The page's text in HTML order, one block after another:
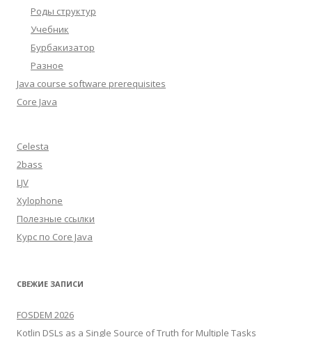
Роды структур
Учебник
Бурбакизатор
Разное
Java course software prerequisites
Core Java
Celesta
2bass
LJV
Xylophone
Полезные ссылки
Курс по Core Java
СВЕЖИЕ ЗАПИСИ
FOSDEM 2026
Kotlin DSLs as a Single Source of Truth for Multiple Tasks